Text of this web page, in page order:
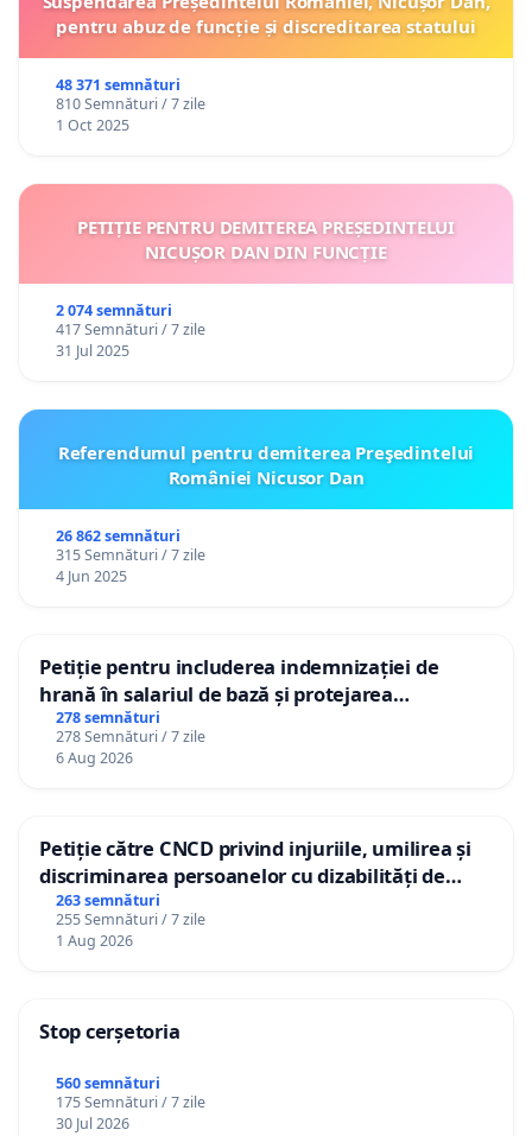
pentru abuz de funcție și discreditarea statului
48 371 semnături
810 Semnături / 7 zile
1 Oct 2025
PETIȚIE PENTRU DEMITEREA PREȘEDINTELUI
NICUȘOR DAN DIN FUNCȚIE
2 074 semnături
417 Semnături / 7 zile
31 Jul 2025
Referendumul pentru demiterea Preşedintelui
României Nicusor Dan
26 862 semnături
315 Semnături / 7 zile
4 Jun 2025
Petiție pentru includerea indemnizației de
hrană în salariul de bază și protejarea
gradațiilor de vechime pentru asistenții
personali
278 semnături
278 Semnături / 7 zile
6 Aug 2026
Petiție către CNCD privind injuriile, umilirea și
discriminarea persoanelor cu dizabilități de
către utilizatorul TikTok „Gorici”
263 semnături
255 Semnături / 7 zile
1 Aug 2026
Stop cerșetoria
560 semnături
175 Semnături / 7 zile
30 Jul 2026